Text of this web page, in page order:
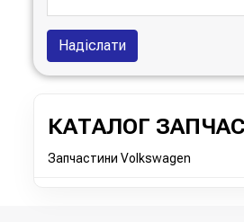
Надіслати
КАТАЛОГ
Запчастини Volkswagen